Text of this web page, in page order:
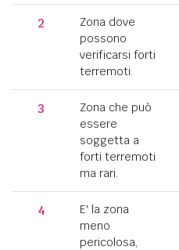
2
Zona dove
possono
verificarsi forti
terremoti.
3
Zona che può
essere
soggetta a
forti terremoti
ma rari.
4
E' la zona
meno
pericolosa,